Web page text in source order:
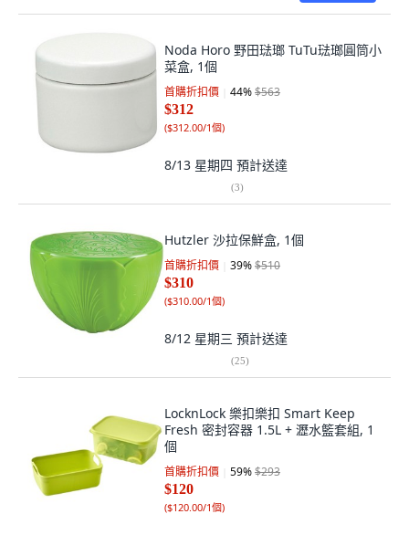
Noda Horo 野田琺瑯 TuTu琺瑯圓筒小
菜盒, 1個
首購折扣價 44%$563
$312
($312.00/1個)
8/13 星期四 預計送達
(3)
Hutzler 沙拉保鮮盒, 1個
首購折扣價 39%$510
$310
($310.00/1個)
8/12 星期三 預計送達
(25)
LocknLock 樂扣樂扣 Smart Keep
Fresh 密封容器 1.5L + 瀝水籃套組, 1
個
首購折扣價 59%$293
$120
($120.00/1個)